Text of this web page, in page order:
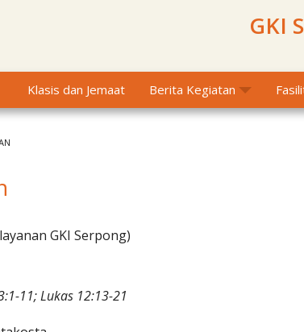
GKI
Klasis dan Jemaat Berita Kegiatan
GKI Serpong)
11; Lukas 12:13-21